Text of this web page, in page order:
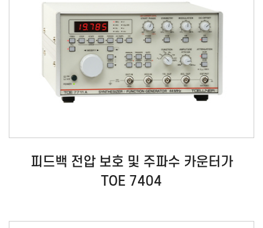
피드백 전압 보호 및 주파수 카운터가
TOE 7404